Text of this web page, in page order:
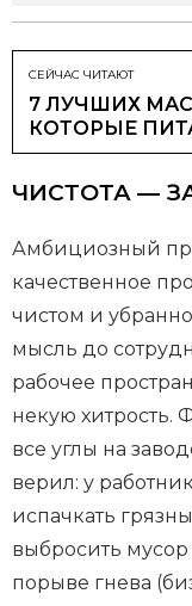
СЕЙЧАС ЧИТАЮТ
7 ЛУЧШИХ
КОТОРЫЕ
ЧИСТОТА —
Амбициозный
качественное
чистом и
мысль до
рабочее
некую хитрость.
все углы на
верил: у
испачкать
выбросить
порыве гнева